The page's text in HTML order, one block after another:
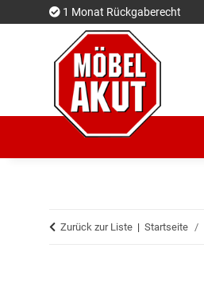
1 Monat Rückgaberecht
Zurück zur Liste Startseite